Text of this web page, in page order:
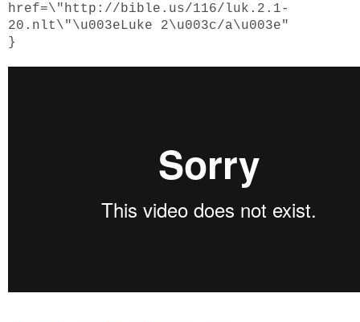
href=\"http://bible.us/116/luk.2.1-
20.nlt\"\u003eLuke 2\u003c/a\u003e"
}